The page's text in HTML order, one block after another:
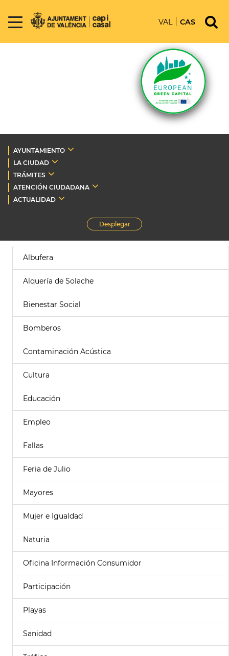
VAL CAS
AYUNTAMIENTO
LA CIUDAD
TRÁMITES
ATENCIÓN CIUDADANA
ACTUALIDAD
Desplegar
Albufera
Alquería de Solache
Bienestar Social
Bomberos
Contaminación Acústica
Cultura
Educación
Empleo
Fallas
Feria de Julio
Mayores
Mujer e Igualdad
Naturia
Oficina Información Consumidor
Participación
Playas
Sanidad